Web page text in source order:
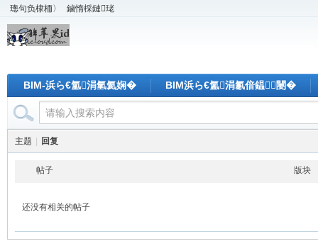
璁句负棣栭〉 鏀惰棌鏈珯
BIM-浜ら€氳涓氫氦娴� BIM浜ら€氳涓氱偣鎾闄�
主题 回复
帖子 版块
还没有相关的帖子